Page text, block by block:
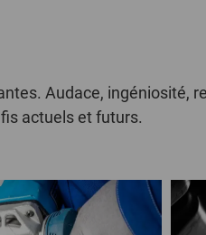
Audace, ingéniosité,
actuels et futurs.